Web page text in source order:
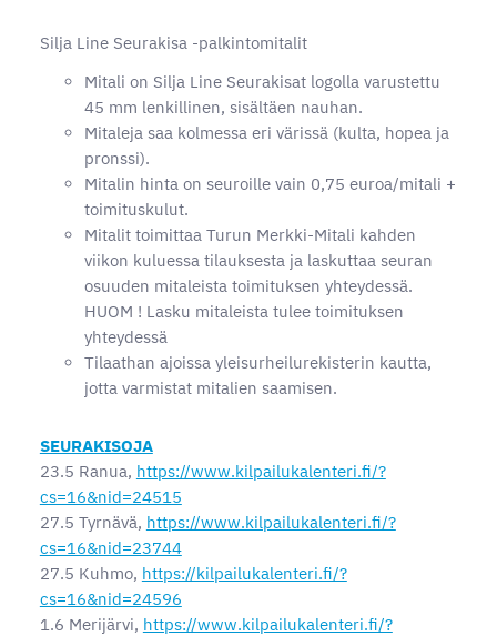
Silja Line Seurakisa -palkintomitalit
Mitali on Silja Line Seurakisat logolla varustettu
45 mm lenkillinen, sisältäen nauhan.
Mitaleja saa kolmessa eri värissä (kulta, hopea ja
pronssi).
Mitalin hinta on seuroille vain 0,75 euroa/mitali +
toimituskulut.
Mitalit toimittaa Turun Merkki-Mitali kahden
viikon kuluessa tilauksesta ja laskuttaa seuran
osuuden mitaleista toimituksen yhteydessä.
HUOM ! Lasku mitaleista tulee toimituksen
yhteydessä
Tilaathan ajoissa yleisurheilurekisterin kautta,
jotta varmistat mitalien saamisen.
SEURAKISOJA
23.5 Ranua, https://www.kilpailukalenteri.fi/?
cs=16&nid=24515
27.5 Tyrnävä, https://www.kilpailukalenteri.fi/?
cs=16&nid=23744
27.5 Kuhmo, https://kilpailukalenteri.fi/?
cs=16&nid=24596
1.6 Merijärvi, https://www.kilpailukalenteri.fi/?